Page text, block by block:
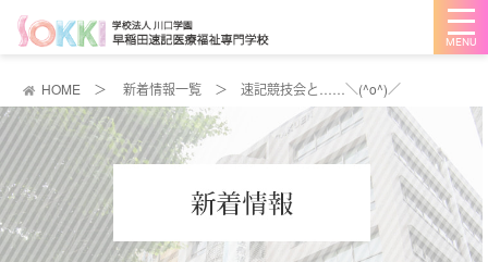
メ
ニ
ュ
ー
HOME ＞ 新着情報一覧 ＞ 速記競技会と……＼(^o^)／